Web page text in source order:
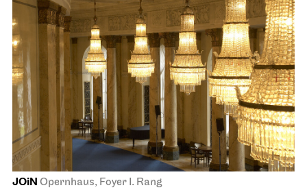
JOiN Opernhaus, Foyer I. Rang